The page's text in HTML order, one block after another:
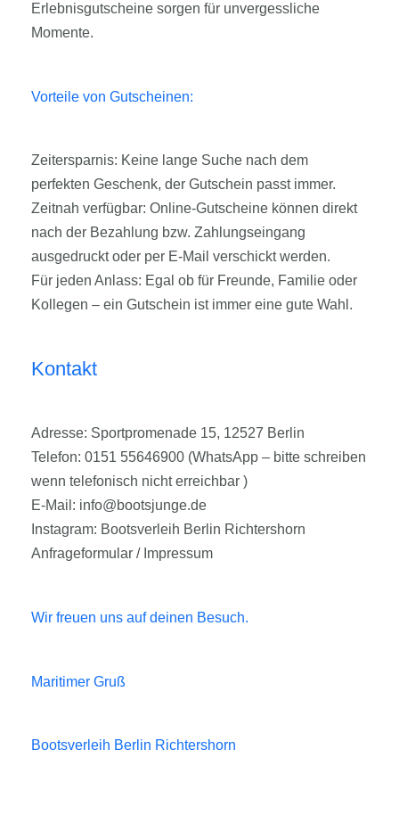
Erlebnisgutscheine sorgen für unvergessliche
Momente.
Vorteile von Gutscheinen:
Zeitersparnis: Keine lange Suche nach dem
perfekten Geschenk, der Gutschein passt immer.
Zeitnah verfügbar: Online-Gutscheine können direkt
nach der Bezahlung bzw. Zahlungseingang
ausgedruckt oder per E-Mail verschickt werden.
Für jeden Anlass: Egal ob für Freunde, Familie oder
Kollegen – ein Gutschein ist immer eine gute Wahl.
Kontakt
Adresse: Sportpromenade 15, 12527 Berlin
Telefon: 0151 55646900 (WhatsApp – bitte schreiben
wenn telefonisch nicht erreichbar )
E-Mail: info@bootsjunge.de
Instagram: Bootsverleih Berlin Richtershorn
Anfrageformular / Impressum
Wir freuen uns auf deinen Besuch.
Maritimer Gruß
Bootsverleih Berlin Richtershorn